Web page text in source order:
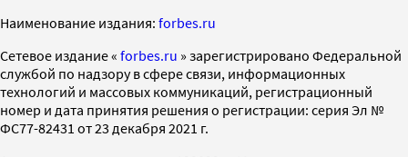
Наименование издания: forbes.ru
Cетевое издание « forbes.ru » зарегистрировано Федеральной
службой по надзору в сфере связи, информационных
технологий и массовых коммуникаций, регистрационный
номер и дата принятия решения о регистрации: серия Эл №
ФС77-82431 от 23 декабря 2021 г.